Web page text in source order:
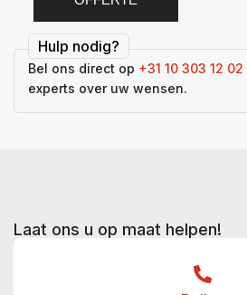
Hulp nodig?
Bel ons direct op +31 10 303 12 02
experts over uw wensen.
Laat ons u op maat helpen!